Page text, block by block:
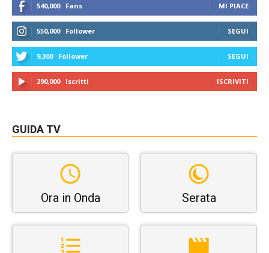
540,000 Fans MI PIACE
550,000 Follower SEGUI
9,300 Follower SEGUI
290,000 Iscritti ISCRIVITI
GUIDA TV
Ora in Onda Serata